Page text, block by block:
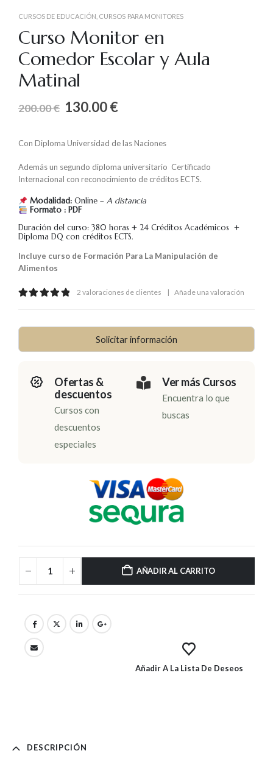
CURSOS DE EDUCACIÓN CURSOS PARA MONITORES
Curso Monitor en
Comedor Escolar y Aula
Matinal
200.00€ 130.00€
Con Diploma Universidad de las Naciones
Además un segundo diploma universitario Certificado
Internacional con reconocimiento de créditos ECTS.
Modalidad:Online – A distancia
Formato : PDF
Duración del curso: 380 horas + 24 Créditos Académicos +
Diploma DQ con créditos ECTS.
Incluye curso de Formación Para La Manipulación de
Alimentos
2 valoraciones de clientes | Añade una valoración
Solicitar información
Ofertas &
descuentos
Cursos con
descuentos
especiales
Ver más Cursos
Encuentra lo que
buscas
AÑADIR AL CARRITO
Añadir A La Lista De Deseos
DESCRIPCIÓN